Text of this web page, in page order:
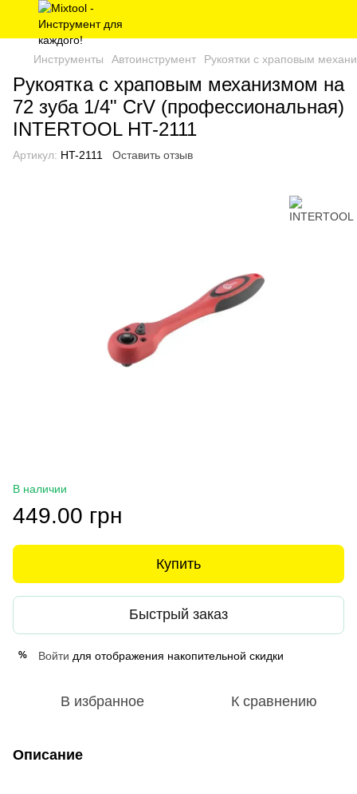
Инструменты Автоинструмент Рукоятки с храповым
Рукоятка с храповым механизмом на
72 зуба 1/4" CrV (профессиональная)
INTERTOOL HT-2111
Артикул: HT-2111 Оставить отзыв
В наличии
449.00 грн
Купить
Быстрый заказ
% Войти для отображения накопительной скидки
В избранное К сравнению
Описание